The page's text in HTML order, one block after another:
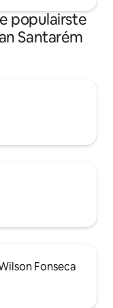
populairste
Santarém
Fonseca